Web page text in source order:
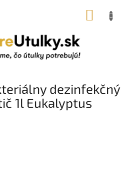
dezinfekčný
1l Eukalyptus